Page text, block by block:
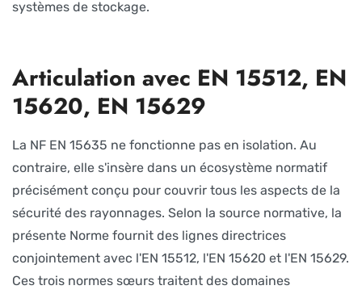
systèmes de stockage.
Articulation avec EN 15512, EN
15620, EN 15629
La NF EN 15635 ne fonctionne pas en isolation. Au
contraire, elle s'insère dans un écosystème normatif
précisément conçu pour couvrir tous les aspects de la
sécurité des rayonnages. Selon la source normative, la
présente Norme fournit des lignes directrices
conjointement avec l'EN 15512, l'EN 15620 et l'EN 15629.
Ces trois normes sœurs traitent des domaines